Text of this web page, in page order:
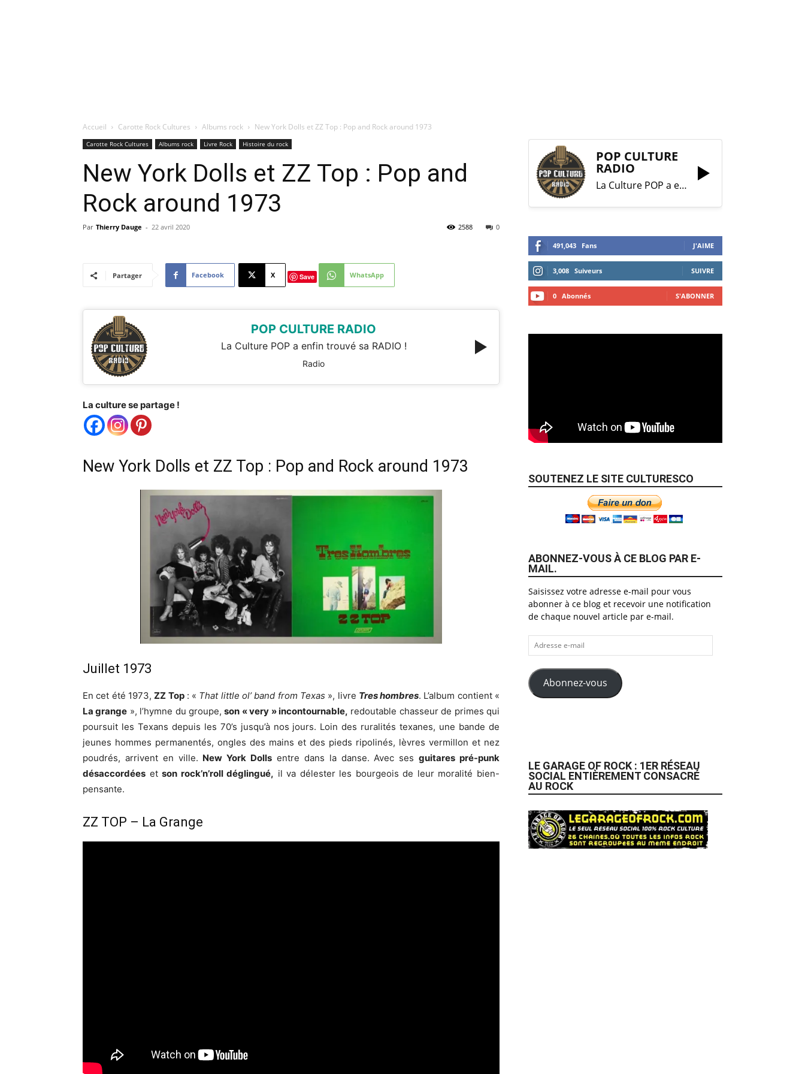
Accueil Carotte Rock Cultures Albums rock New York Dolls et ZZ Top : Pop and Rock around 1973
Carotte Rock Cultures Albums rock Livre Rock Histoire du rock
New York Dolls et ZZ Top : Pop and
Rock around 1973
Par Thierry Dauge - 22 avril 2020 0
2588
Partager Facebook X Save WhatsApp
POP CULTURE RADIO
La Culture POP a enfin trouvé sa RADIO !
Radio
La culture se partage !
New York Dolls et ZZ Top : Pop and Rock around 1973
Juillet 1973
En cet été 1973,ZZ Top: « That little ol’ band from Texas », livre Tres hombres. L’album contient «
La grange », l’hymne du groupe,son « very » incontournable, redoutable chasseur de primes qui
poursuit les Texans depuis les 70’s jusqu’à nos jours. Loin des ruralités texanes, une bande de
jeunes hommes permanentés, ongles des mains et des pieds ripolinés, lèvres vermillon et nez
poudrés, arrivent en ville. New York Dolls entre dans la danse. Avec sesguitares pré-punk
désaccordées etson rock’n’roll déglingué, il va délester les bourgeois de leur moralité bien-
pensante.
ZZ TOP – La Grange
POP CULTURE
RADIO
La Culture POP a enfin trouvé sa RADIO !
491,043 Fans J'AIME
3,008 Suiveurs SUIVRE
0 Abonnés S'ABONNER
SOUTENEZ LE SITE CULTURESCO
ABONNEZ-VOUS À CE BLOG PAR E-
MAIL.
Saisissez votre adresse e-mail pour vous
abonner à ce blog et recevoir une notification
de chaque nouvel article par e-mail.
Adresse
e-
mail
Abonnez-vous
LE GARAGE OF ROCK : 1ER RÉSEAU
SOCIAL ENTIÈREMENT CONSACRÉ
AU ROCK